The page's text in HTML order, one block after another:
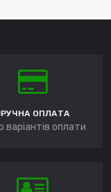
ОПЛАТА
варіантів оплати